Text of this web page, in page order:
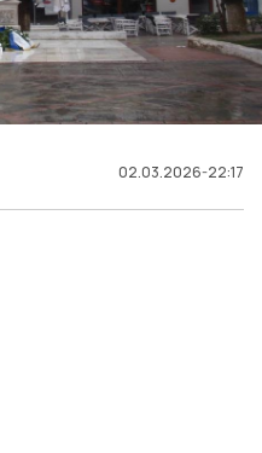
02.03.2026-22:17